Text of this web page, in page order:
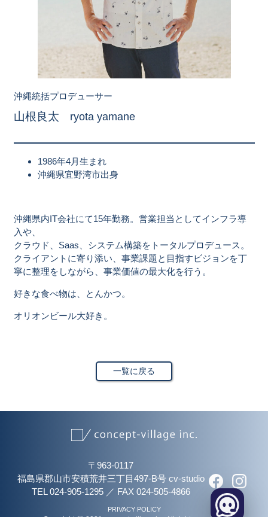
沖縄統括プロデューサー
山根良太 ryota yamane
1986年4月生まれ
沖縄県宜野湾市出身
沖縄県内IT会社にて15年勤務。営業担当としてインフラ導
入や、
クラウド、Saas、システム構築をトータルプロデュース。
クライアントに寄り添い、事業課題と目指すビジョンを丁
寧に整理をしながら、事業価値の最大化を行う。
好きな食べ物は、とんかつ。
オリオンビール大好き。
一覧に戻る
〒963-0117
福島県郡山市安積荒井三丁目497-B号 cv-studio
TEL 024-905-1295／ FAX 024-505-4866
PRIVACY POLICY